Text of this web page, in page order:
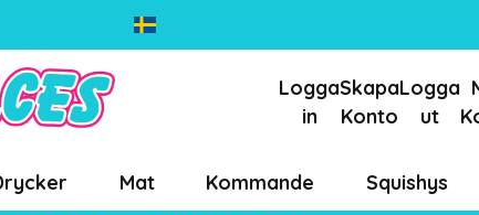
Logga
in
Skapa
Konto
Logga
ut
Mat Kommande Squishys